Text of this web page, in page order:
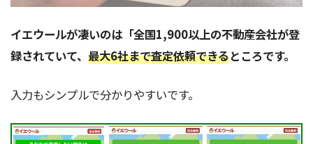
イエウールが凄いのは「全国1,900以上の不動産会社が登
録されていて、 最大6社まで査定依頼できるところです。
入力もシンプルで分かりやすいです。